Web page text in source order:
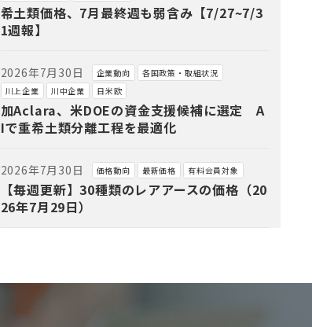
希土類価格、7月最終週も弱含み【7/27~7/3
1週報】
2026年7月30日 企業動向
各国政策・取組状況
川上企業
川中企業 日米欧
加Aclara、米DOEの資金支援候補に選定 A
Iで重希土類分離工程を最適化
2026年7月30日 価格動向 最新価格 有料会員対象
【毎週更新】30種類のレアアースの価格（20
26年7月29日）